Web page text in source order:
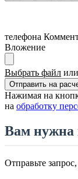
телефона
Вложение
Выбрать файл
Отправить на
Нажимая на
на обработку
Вам нужна
Отправьте